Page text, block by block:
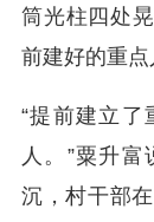
筒光柱四处
前建好的重点
“提前建立了
人。”粟升
沉，村干部